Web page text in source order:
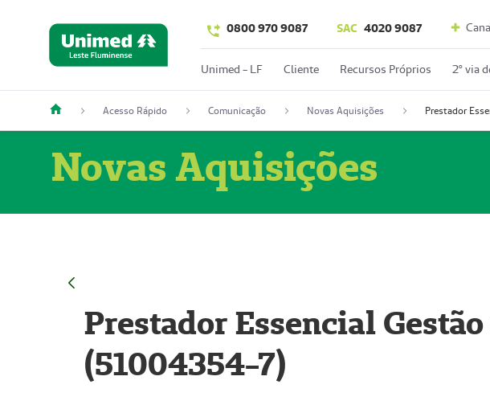
0800 970 9087 SAC 4020 9087
Unimed - LF Cliente Recursos Próprios 2º via
Acesso Rápido Comunicação Novas Aquisições
Novas Aquisições
Prestador Essencial
(51004354-7)